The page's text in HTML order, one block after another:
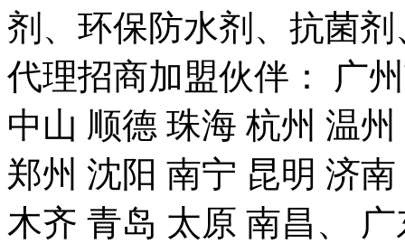
剂、环保防水剂、抗菌
代理招商加盟伙伴： 广
中山 顺德 珠海 杭州 温
郑州 沈阳 南宁 昆明 济
木齐 青岛 太原 南昌、